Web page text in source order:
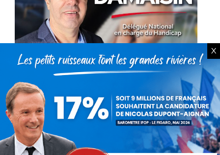
La face cachée du bilan du
quinquennat de Macron pour les
personnes en situation de
handicap
X